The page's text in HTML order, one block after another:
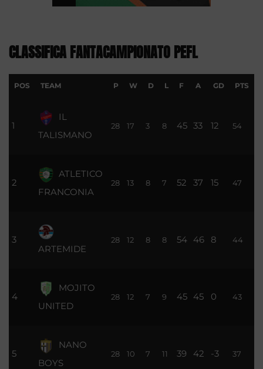
CLASSIFICA FANTACAMPIONATO PEFL
POS TEAM P W D L F A GD PTS
1
IL
TALISMANO
28 17 3 8 45 33 12 54
2
ATLETICO
FRANCONIA
28 13 8 7 52 37 15 47
3
ARTEMIDE
28 12 8 8 54 46 8 44
4
MOJITO
UNITED
28 12 7 9 45 45 0 43
5
NANO
BOYS
28 10 7 11 39 42 -3 37